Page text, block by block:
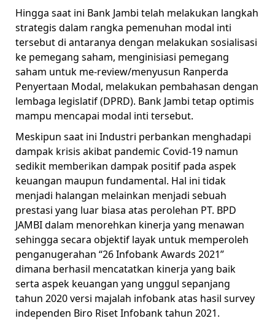
Hingga saat ini Bank Jambi telah melakukan langkah
strategis dalam rangka pemenuhan modal inti
tersebut di antaranya dengan melakukan sosialisasi
ke pemegang saham, menginisiasi pemegang
saham untuk me-review/menyusun Ranperda
Penyertaan Modal, melakukan pembahasan dengan
lembaga legislatif (DPRD). Bank Jambi tetap optimis
mampu mencapai modal inti tersebut.
Meskipun saat ini Industri perbankan menghadapi
dampak krisis akibat pandemic Covid-19 namun
sedikit memberikan dampak positif pada aspek
keuangan maupun fundamental. Hal ini tidak
menjadi halangan melainkan menjadi sebuah
prestasi yang luar biasa atas perolehan PT. BPD
JAMBI dalam menorehkan kinerja yang menawan
sehingga secara objektif layak untuk memperoleh
penganugerahan “26 Infobank Awards 2021”
dimana berhasil mencatatkan kinerja yang baik
serta aspek keuangan yang unggul sepanjang
tahun 2020 versi majalah infobank atas hasil survey
independen Biro Riset Infobank tahun 2021.